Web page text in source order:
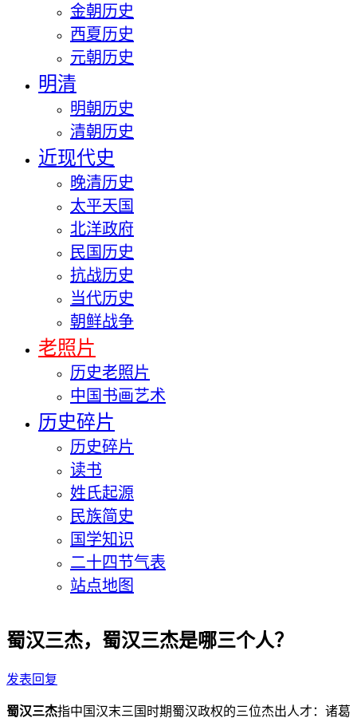
金朝历史
西夏历史
元朝历史
明清
明朝历史
清朝历史
近现代史
晚清历史
太平天国
北洋政府
民国历史
抗战历史
当代历史
朝鲜战争
老照片
历史老照片
中国书画艺术
历史碎片
历史碎片
读书
姓氏起源
民族简史
国学知识
二十四节气表
站点地图
蜀汉三杰，蜀汉三杰是哪三个人？
发表回复
蜀汉三杰指中国汉末三国时期蜀汉政权的三位杰出人才：诸葛